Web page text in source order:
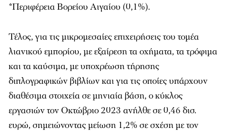
*Περιφέρεια Βορείου Αιγαίου (0,1%).
Τέλος, για τις μικρομεσαίες επιχειρήσεις του τομέα
λιανικού εμπορίου, με εξαίρεση τα οχήματα, τα τρόφιμα
και τα καύσιμα, με υποχρέωση τήρησης
διπλογραφικών βιβλίων και για τις οποίες υπάρχουν
διαθέσιμα στοιχεία σε μηνιαία βάση, ο κύκλος
εργασιών τον Οκτώβριο 2023 ανήλθε σε 0,46 δισ.
ευρώ, σημειώνοντας μείωση 1,2% σε σχέση με τον